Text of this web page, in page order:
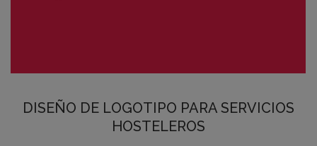
DISEÑO DE LOGOTIPO PARA SERVICIOS
HOSTELEROS